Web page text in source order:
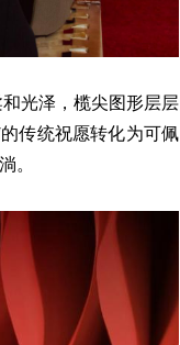
光泽，榄尖图形层层
传统祝愿转化为可佩
。